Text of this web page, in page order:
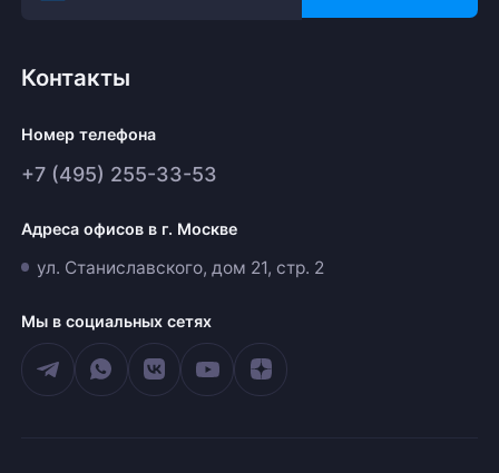
Контакты
Номер телефона
+7 (495) 255-33-53
Адреса офисов в г. Москве
ул. Станиславского, дом 21, стр. 2
Мы в социальных сетях